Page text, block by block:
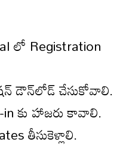
లో Registration
డౌన్‌లోడ్ చేసుకోవాలి.
కు హాజరు కావాలి.
తీసుకెళ్లాలి.